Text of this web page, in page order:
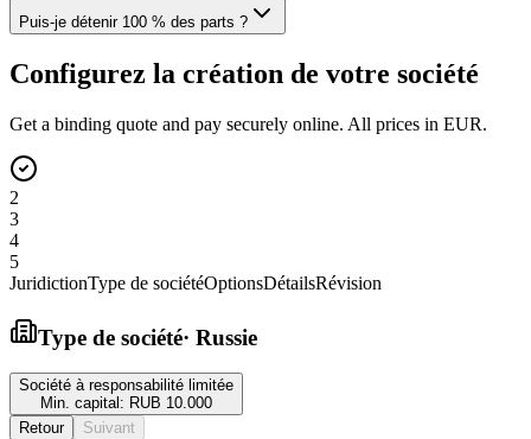
Puis-je détenir 100 % des parts ?
Configurez la création de votre société
Get a binding quote and pay securely online. All prices in EUR.
2
3
4
5
JuridictionType de sociétéOptionsDétailsRévision
Type de société· Russie
Société à responsabilité limitée
Min. capital: RUB 10.000
Retour
Suivant